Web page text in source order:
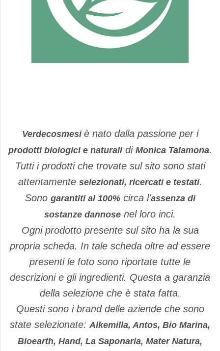
Verdecosmesi è nato dalla passione per i
prodotti biologici e naturalidi Monica Talamona.
Tutti i prodotti che trovate sul sito sono stati
attentamente selezionati, ricercati e testati.
Sono garantiti al 100%circa l'assenza di
sostanze dannose nel loro inci.
Ogni prodotto presente sul sito ha la sua
propria scheda. In tale scheda oltre ad essere
presenti le foto sono riportate tutte le
descrizioni e gli ingredienti. Questa a garanzia
della selezione che è stata fatta.
Questi sono i brand delle aziende che sono
state selezionate: Alkemilla, Antos, Bio Marina,
Bioearth, Hand, La Saponaria, Mater Natura,